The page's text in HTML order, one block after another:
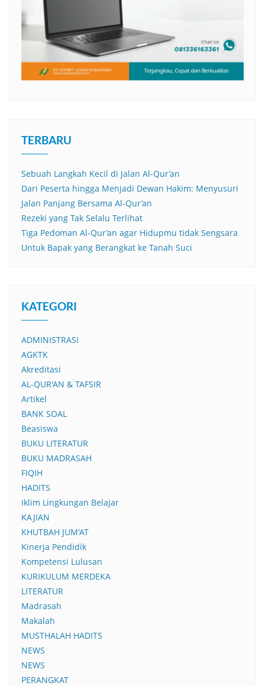
TERBARU
Sebuah Langkah Kecil di Jalan Al-Qur’an
Dari Peserta hingga Menjadi Dewan Hakim: Menyusuri
Jalan Panjang Bersama Al-Qur’an
Rezeki yang Tak Selalu Terlihat
Tiga Pedoman Al-Qur’an agar Hidupmu tidak Sengsara
Untuk Bapak yang Berangkat ke Tanah Suci
KATEGORI
ADMINISTRASI
AGKTK
Akreditasi
AL-QUR'AN & TAFSIR
Artikel
BANK SOAL
Beasiswa
BUKU LITERATUR
BUKU MADRASAH
FIQIH
HADITS
Iklim Lingkungan Belajar
KAJIAN
KHUTBAH JUM'AT
Kinerja Pendidik
Kompetensi Lulusan
KURIKULUM MERDEKA
LITERATUR
Madrasah
Makalah
MUSTHALAH HADITS
NEWS
NEWS
PERANGKAT